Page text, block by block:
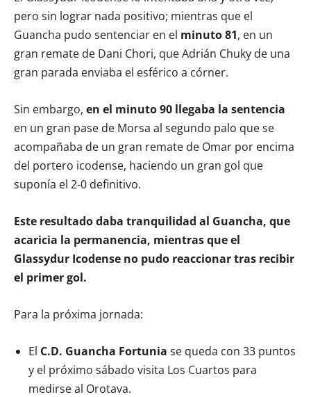
pero sin lograr nada positivo; mientras que el
Guancha pudo sentenciar en el minuto 81, en un
gran remate de Dani Chori, que Adrián Chuky de una
gran parada enviaba el esférico a córner.
Sin embargo, en el minuto 90 llegaba la sentencia
en un gran pase de Morsa al segundo palo que se
acompañaba de un gran remate de Omar por encima
del portero icodense, haciendo un gran gol que
suponía el 2-0 definitivo.
Este resultado daba tranquilidad al Guancha, que
acaricia la permanencia, mientras que el
Glassydur Icodense no pudo reaccionar tras recibir
el primer gol.
Para la próxima jornada:
El C.D. Guancha Fortunia se queda con 33 puntos
y el próximo sábado visita Los Cuartos para
medirse al Orotava.